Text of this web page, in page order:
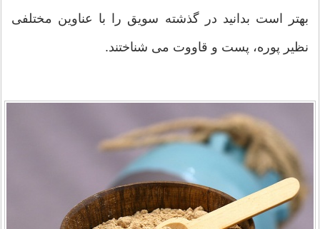
بهتر است بدانید در گذشته سویق را با عناوین مختلفی
نظیر پوره، پست و قاووت می شناختند.